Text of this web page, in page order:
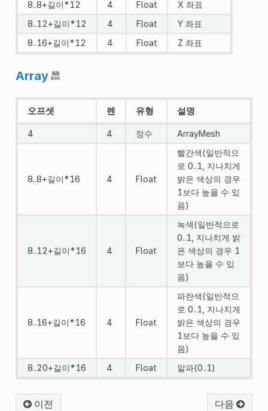
8..8+길이*12
4 Float
X 좌표
8..12+길이*12
4 Float
Y 좌표
8..16+길이*12
4 Float Z 좌표
Array
오프셋 렌 유형 설명
4 4 정수 ArrayMesh
8..8+길이*16 4 Float
빨간색(일반적으
로 0..1, 지나치게
밝은 색상의 경우
1보다 높을 수 있
음)
8..12+길이*16 4 Float
녹색(일반적으로
0..1, 지나치게 밝
은 색상의 경우 1
보다 높을 수 있
음)
8..16+길이*16 4 Float
파란색(일반적으
로 0..1, 지나치게
밝은 색상의 경우
1보다 높을 수 있
음)
8..20+길이*16
4 Float 알파(0..1)
이전 다음